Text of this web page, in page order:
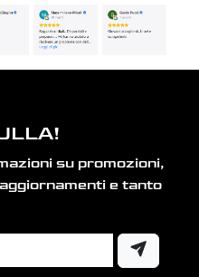
su promozioni,
e tanto